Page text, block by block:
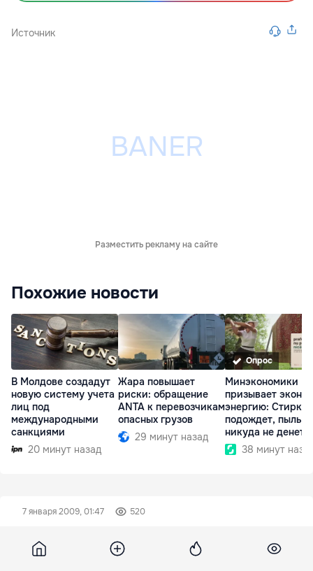
Источник
Разместить рекламу на сайте
Похожие новости
В Молдове создадут
новую систему учета
лиц под
международными
санкциями
20 минут назад
Жара повышает
риски: обращение
ANTA к перевозчикам
опасных грузов
29 минут назад
Опрос
Минэкономики
призывает
энергию: Стирка
подождет, пыль
никуда не
38 минут
7 января 2009, 01:47 520
Мы – мирные люди, но наш
бронепоезд…